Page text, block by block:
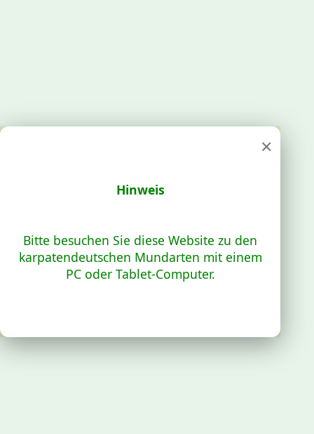
×
Hinweis
Bitte besuchen Sie diese Website zu den
karpatendeutschen Mundarten mit einem
PC oder Tablet-Computer.